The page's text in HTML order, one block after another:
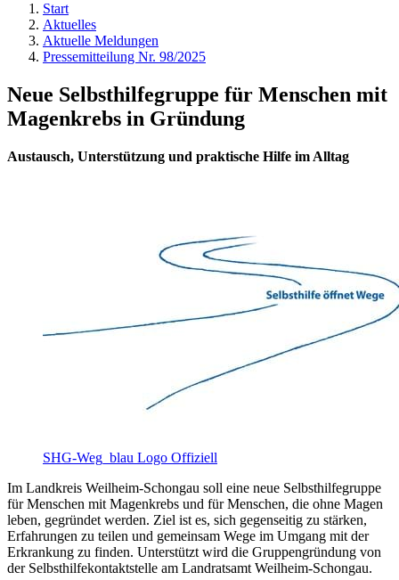
Start
Aktuelles
Aktuelle Meldungen
Pressemitteilung Nr. 98/2025
Neue Selbsthilfegruppe für Menschen mit
Magenkrebs in Gründung
Austausch, Unterstützung und praktische Hilfe im Alltag
SHG-Weg_blau Logo Offiziell
Im Landkreis Weilheim-Schongau soll eine neue Selbsthilfegruppe
für Menschen mit Magenkrebs und für Menschen, die ohne Magen
leben, gegründet werden. Ziel ist es, sich gegenseitig zu stärken,
Erfahrungen zu teilen und gemeinsam Wege im Umgang mit der
Erkrankung zu finden. Unterstützt wird die Gruppengründung von
der Selbsthilfekontaktstelle am Landratsamt Weilheim-Schongau.